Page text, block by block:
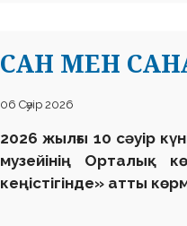
САН МЕН
06 Сәуір 2026
2026 жылғы 10 сәуір
музейінің Орталық
кеңістігінде» атты